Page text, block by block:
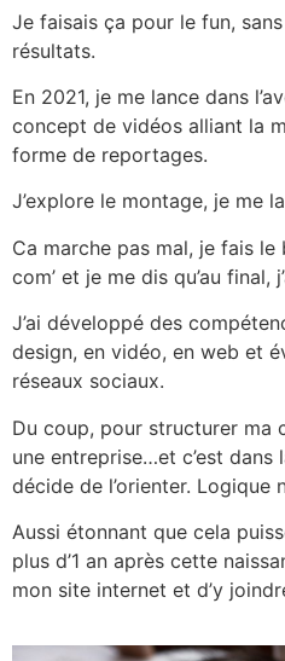
Je faisais ça pour le fun,
résultats.
En 2021, je me lance dans
concept de vidéos alliant la
forme de reportages.
J’explore le montage, je me
Ca marche pas mal, je fais le
com’ et je me dis qu’au final,
J’ai développé des
design, en vidéo, en web et
réseaux sociaux.
Du coup, pour structurer ma
une entreprise…et c’est
décide de l’orienter. Logique
Aussi étonnant que cela
plus d’1 an après cette
mon site internet et d’y